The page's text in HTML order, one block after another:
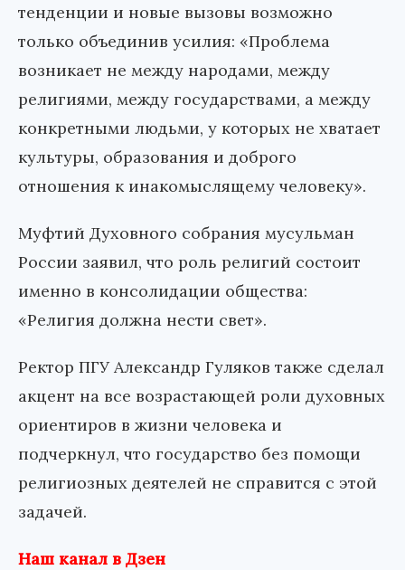
тенденции и новые вызовы возможно
только объединив усилия: «Проблема
возникает не между народами, между
религиями, между государствами, а между
конкретными людьми, у которых не хватает
культуры, образования и доброго
отношения к инакомыслящему человеку».
Муфтий Духовного собрания мусульман
России заявил, что роль религий состоит
именно в консолидации общества:
«Религия должна нести свет».
Ректор ПГУ Александр Гуляков также сделал
акцент на все возрастающей роли духовных
ориентиров в жизни человека и
подчеркнул, что государство без помощи
религиозных деятелей не справится с этой
задачей.
Наш канал в Дзен